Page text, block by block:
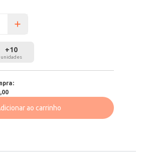
+10
unidades
ao carrinho